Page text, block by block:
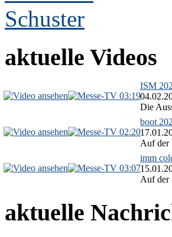
aktuelle Videos
03:19
ISM
Die
02:20
boot
Auf der
03:07
imm
Auf der
aktuelle